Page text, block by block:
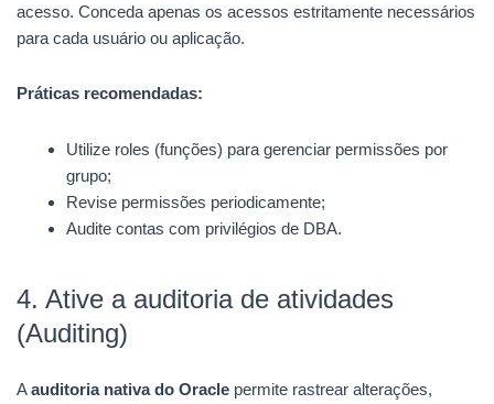
acesso. Conceda apenas os acessos estritamente necessários
para cada usuário ou aplicação.
Práticas recomendadas:
Utilize roles (funções) para gerenciar permissões por
grupo;
Revise permissões periodicamente;
Audite contas com privilégios de DBA.
4. Ative a auditoria de atividades
(Auditing)
Aauditoria nativa do Oracle permite rastrear alterações,